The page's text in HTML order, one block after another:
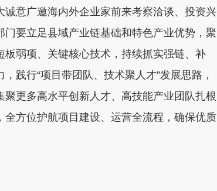
意广邀海内外企业家前来考察洽谈、投资兴
门要立足县域产业链基础和特色产业优势，聚
弱项、关键核心技术，持续抓实强链、补
践行“项目带团队、技术聚人才”发展思路，
更多高水平创新人才、高技能产业团队扎根
方位护航项目建设、运营全流程，确保优质